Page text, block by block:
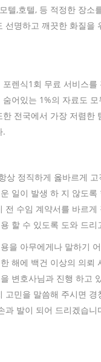
텔,호텔, 등 적정한 장소
선명하고 깨끗한 화질을
렌식1회 무료 서비스를
어있는 1%의 자료도
한 전국에서 가장 저렴한
.
상 정직하게 옳바르게
일이 발생 하 지 않도록
전 수임 계약서를 바르게
할 수 있도록 도와 드리
을 아무에게나 말하기
해에 백건 이상의 의뢰
변호사님과 진행 하고
고민을 말씀해 주시면 경
과 발이 되어 드리겠습니